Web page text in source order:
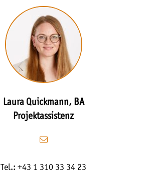
Laura Quickmann, BA
Projektassistenz
Tel.: +43 1 310 33 34 23